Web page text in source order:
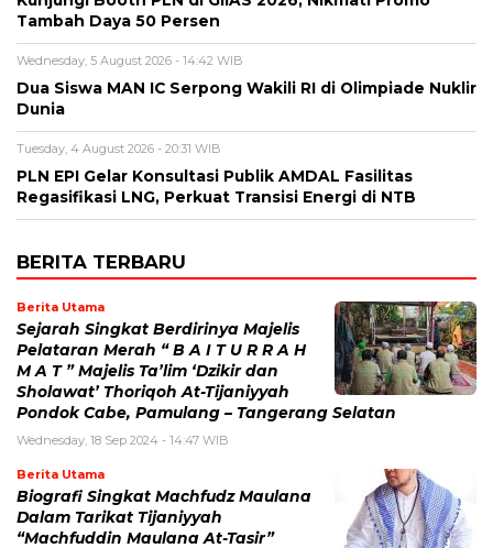
Tambah Daya 50 Persen
Wednesday, 5 August 2026 - 14:42 WIB
Dua Siswa MAN IC Serpong Wakili RI di Olimpiade Nuklir
Dunia
Tuesday, 4 August 2026 - 20:31 WIB
PLN EPI Gelar Konsultasi Publik AMDAL Fasilitas
Regasifikasi LNG, Perkuat Transisi Energi di NTB
BERITA TERBARU
Berita Utama
Sejarah Singkat Berdirinya Majelis
Pelataran Merah “ B A I T U R R A H
M A T ” Majelis Ta’lim ‘Dzikir dan
Sholawat’ Thoriqoh At-Tijaniyyah
Pondok Cabe, Pamulang – Tangerang Selatan
Wednesday, 18 Sep 2024 - 14:47 WIB
Berita Utama
Biografi Singkat Machfudz Maulana
Dalam Tarikat Tijaniyyah
“Machfuddin Maulana At-Tasir”